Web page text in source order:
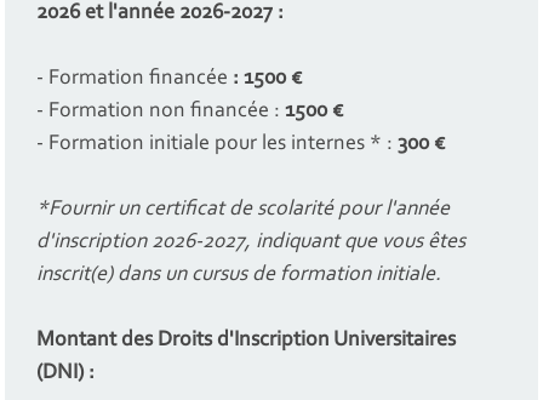
2026 et l'année 2026-2027 :
- Formation financée : 1500 €
- Formation non financée : 1500 €
- Formation initiale pour les internes * : 300 €
*Fournir un certificat de scolarité pour l'année
d'inscription 2026-2027, indiquant que vous êtes
inscrit(e) dans un cursus de formation initiale.
Montant des Droits d'Inscription Universitaires
(DNI) :